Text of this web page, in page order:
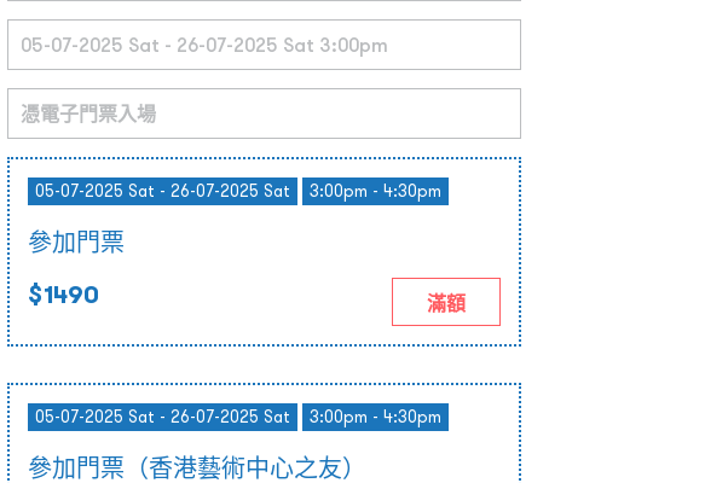
05-07-2025 Sat - 26-07-2025 Sat 3:00pm - 4:30pm
參加門票
$1490 滿額
05-07-2025 Sat - 26-07-2025 Sat 3:00pm - 4:30pm
參加門票（香港藝術中心之友）